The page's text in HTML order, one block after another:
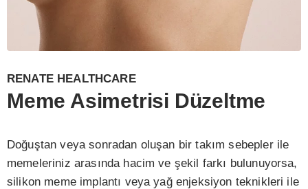
RENATE HEALTHCARE
Meme Asimetrisi Düzeltme
Doğuştan veya sonradan oluşan bir takım sebepler ile
memeleriniz arasında hacim ve şekil farkı bulunuyorsa,
silikon meme implantı veya yağ enjeksiyon teknikleri ile